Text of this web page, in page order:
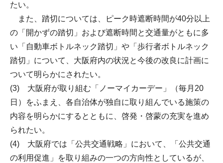
たい。
また、踏切については、ピーク時遮断時間が40分以上
の「開かずの踏切」および遮断時間と交通量がともに多
い「自動車ボトルネック踏切」や「歩行者ボトルネック
踏切」について、大阪府内の状況と今後の改良に計画に
ついて明らかにされたい。
(3) 大阪府が取り組む「ノーマイカーデー」（毎月20
日）をふまえ、各自治体が独自に取り組んでいる施策の
内容を明らかにするとともに、啓発・啓蒙の充実を進め
られたい。
(4) 大阪府では「公共交通戦略」において、「公共交通
の利用促進」を取り組みの一つの方向性としているが、